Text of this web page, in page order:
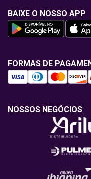
BAIXE O NOSSO APP
FORMAS DE
NOSSOS NEGÓCIOS